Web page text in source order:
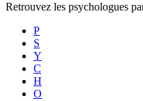
Retrouvez les psychologues
P
S
Y
C
H
O